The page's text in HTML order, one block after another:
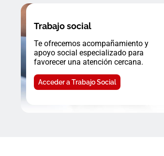
Trabajo social
Te ofrecemos acompañamiento y
apoyo social especializado para
favorecer una atención cercana.
Acceder a Trabajo Social